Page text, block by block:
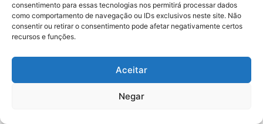
consentimento para essas tecnologias nos permitirá processar dados
como comportamento de navegação ou IDs exclusivos neste site. Não
consentir ou retirar o consentimento pode afetar negativamente certos
recursos e funções.
Aceitar
Negar
Acidente: A caminho do trabalho
professora se envolve em
acidente e vai a obito na RN 118
no Alto do Rodrigues, RN